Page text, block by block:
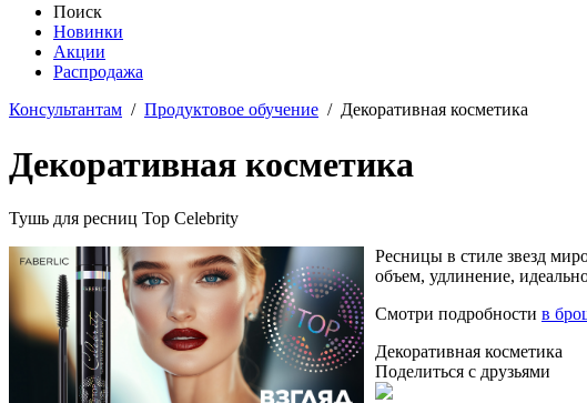
Поиск
Новинки
Акции
Распродажа
Консультантам / Продуктовое обучение / Декоративная косметика
Декоративная косметика
Тушь для ресниц Top Celebrity
Ресницы в стиле звезд
объем, удлинение,
Смотри подробности в
Декоративная косметика
Поделиться с друзьями